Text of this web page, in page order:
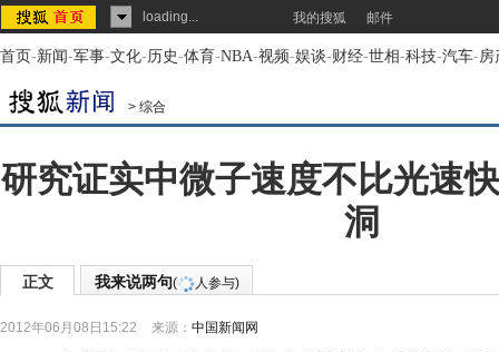
loading... 我的搜狐 邮件
首页-新闻-军事-文化-历史-体育-NBA-视频-娱谈-财经-世相-科技-汽车-房
> 综合
研究证实中微子速度不比光速
洞
正文 我来说两句( 人参与)
2012年06月08日15:22 来源： 中国新闻网